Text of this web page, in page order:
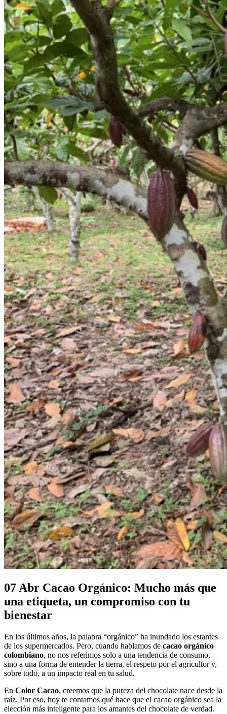
Cacao Orgánico: Mucho más
que una etiqueta, un
compromiso con tu bienestar
07 Abr Cacao Orgánico: Mucho más que
una etiqueta, un compromiso con tu
bienestar
En los últimos años, la palabra “orgánico” ha inundado los estantes
de los supermercados. Pero, cuando hablamos de cacao orgánico
colombiano, no nos referimos solo a una tendencia de consumo,
sino a una forma de entender la tierra, el respeto por el agricultor y,
sobre todo, a un impacto real en tu salud.
En Color Cacao, creemos que la pureza del chocolate nace desde la
raíz. Por eso, hoy te contamos qué hace que el cacao orgánico sea la
elección más inteligente para los amantes del chocolate de verdad.